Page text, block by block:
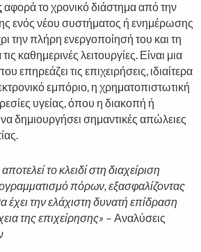
αφορά το χρονικό διάστημα από την
ενός νέου συστήματος ή ενημέρωσης
την πλήρη ενεργοποίησή του και τη
καθημερινές λειτουργίες. Είναι μια
επηρεάζει τις επιχειρήσεις, ιδιαίτερα
εμπόριο, η χρηματοπιστωτική
υγείας, όπου η διακοπή ή
δημιουργήσει σημαντικές απώλειες
το κλειδί στη διαχείριση
πόρων, εξασφαλίζοντας
έχει την ελάχιστη δυνατή επίδραση
της επιχείρησης» – Αναλύσεις